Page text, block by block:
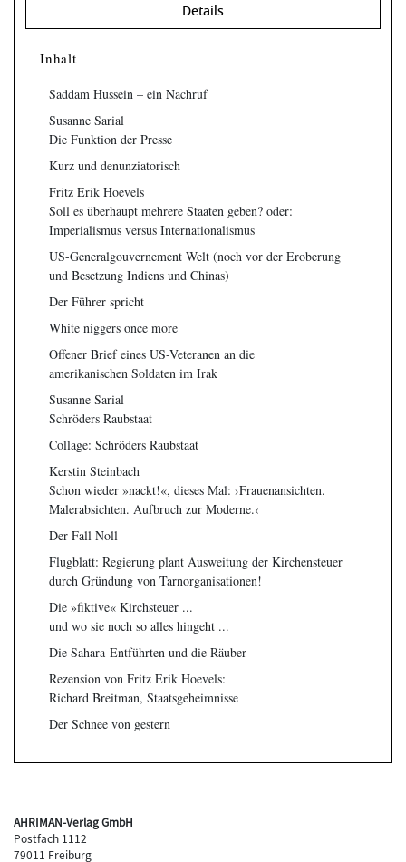
Details
Inhalt
Saddam Hussein – ein Nachruf
Susanne Sarial
Die Funktion der Presse
Kurz und denunziatorisch
Fritz Erik Hoevels
Soll es überhaupt mehrere Staaten geben? oder:
Imperialismus versus Internationalismus
US-Generalgouvernement Welt (noch vor der Eroberung
und Besetzung Indiens und Chinas)
Der Führer spricht
White niggers once more
Offener Brief eines US-Veteranen an die
amerikanischen Soldaten im Irak
Susanne Sarial
Schröders Raubstaat
Collage: Schröders Raubstaat
Kerstin Steinbach
Schon wieder »nackt!«, dieses Mal: ›Frauenansichten.
Malerabsichten. Aufbruch zur Moderne.‹
Der Fall Noll
Flugblatt: Regierung plant Ausweitung der Kirchensteuer
durch Gründung von Tarnorganisationen!
Die »fiktive« Kirchsteuer ...
und wo sie noch so alles hingeht ...
Die Sahara-Entführten und die Räuber
Rezension von Fritz Erik Hoevels:
Richard Breitman, Staatsgeheimnisse
Der Schnee von gestern
AHRIMAN-Verlag GmbH
Postfach 1112
79011 Freiburg